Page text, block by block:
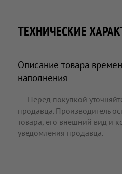
ТЕХНИЧЕСКИЕ
Описание товара
наполнения
Перед покупкой
продавца. Производитель
товара, его внешний вид и
уведомления продавца.